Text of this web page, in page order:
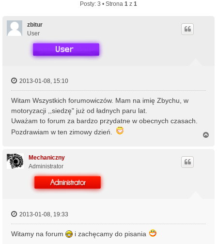
Posty: 3 • Strona 1 z 1
zbitur
User
2013-01-08, 15:10
Witam Wszystkich forumowiczów. Mam na imię Zbychu, w
motoryzacji ,,siedzę" już od ładnych paru lat.
Uważam to forum za bardzo przydatne w obecnych czasach.
Pozdrawiam w ten zimowy dzień.
Mechaniczny
Administrator
2013-01-08, 19:33
Witamy na forum i zachęcamy do pisania